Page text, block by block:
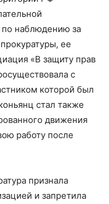
по наблюдению за
ее
«В защиту прав
с
которой был
стал также
движения
работу после
признала
и запретила